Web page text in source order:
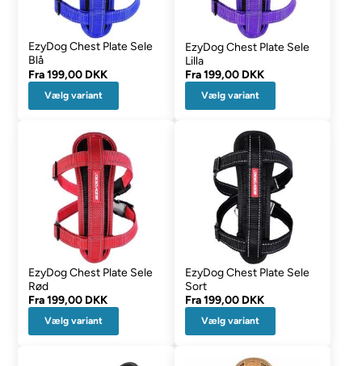
EzyDog Chest Plate Sele
Blå
Fra199,00 DKK
Vælg variant
EzyDog Chest Plate Sele
Lilla
Fra199,00 DKK
Vælg variant
EzyDog Chest Plate Sele
Rød
Fra199,00 DKK
Vælg variant
EzyDog Chest Plate Sele
Sort
Fra199,00 DKK
Vælg variant